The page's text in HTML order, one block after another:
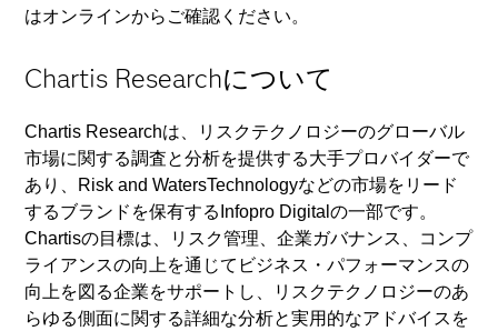
はオンラインからご確認ください。
Chartis Researchについて
Chartis Researchは、リスクテクノロジーのグローバル
市場に関する調査と分析を提供する大手プロバイダーで
あり、Risk and WatersTechnologyなどの市場をリード
するブランドを保有するInfopro Digitalの一部です。
Chartisの目標は、リスク管理、企業ガバナンス、コンプ
ライアンスの向上を通じてビジネス・パフォーマンスの
向上を図る企業をサポートし、リスクテクノロジーのあ
らゆる側面に関する詳細な分析と実用的なアドバイスを